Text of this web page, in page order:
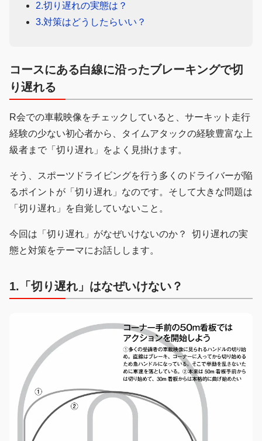
2.切り遅れの実態は？
3.対策はどうしたらいい？
コースにある白線に沿ったブレーキングで切
り遅れる
R会での車載映像をチェックしていると、サーキット走行
経験の少ない初心者から、タイムアタックの経験豊富な上
級者まで「切り遅れ」をよく見掛けます。
そう、スポーツドライビングを行う多くのドライバーが陥
るポイントが「切り遅れ」なのです。そして大きな問題は
「切り遅れ」を自覚していないこと。
今回は「切り遅れ」がなぜいけないのか？ 切り遅れの実
態と対策をテーマにお話しします。
1.「切り遅れ」はなぜいけない？